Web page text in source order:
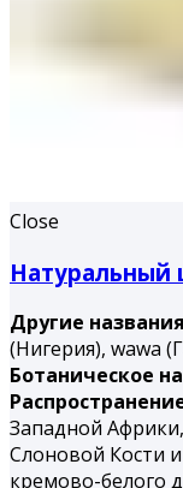
Close
Натуральный
Другие
(Нигерия), wawa
Ботаническое
Западной
Слоновой Кости
кремово-белого